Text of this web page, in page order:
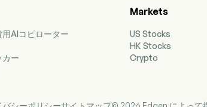
AIコピローター
カー
Markets
US Stocks
HK Stocks
Crypto